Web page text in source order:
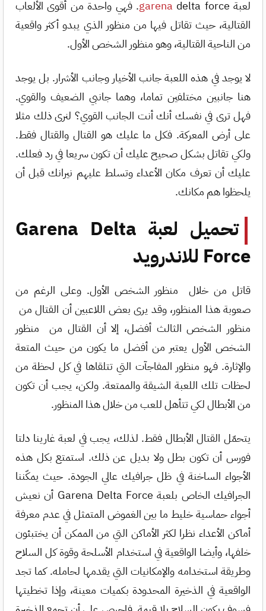
لعبة
garenadelta force. فهي واحدة من أقوى الألعاب
القتالية، حيث تقاتل فيها من منظور الذي يبدو أكثر واقعية
من الناحية القتالية، وهو منظور الشخص الأول.
لا يوجد في هذه اللعبة جانب الأخيار وجانب الأشرار. بل يوجد
هنا جانبين مختلفين تماما، وهما جانبي الضعيف والقوي.
فهل ترى في نفسك أنك أنت الجانب القوي؟ لنرى ذلك مثلا
على أرض المعركة. فكل ما عليك هو القتال والقتال فقط.
ولكي تقاتل بشكل صحيح عليك أن تكون سريعا في رد فعلك.
عليك أن تعرف مكان الأعداء وتسلط عليهم نيرانك قبل أن
يلحظوا هم مكانك.
تحميل لعبة Garena Delta
Force للاندرويد
قاتل من خلال منظور الشخص الأول. وعلى الرغم من
صعوبة هذا المنظور، وقد يرى بعض اللاعبين أن القتال من
منظور الشخص الثالث أفضل، إلا أن القتال من منظور
الشخص الأول يعتبر من أفضل ما يكون من حيث المتعة
والإثارة. فهو منظور المفاجآت التي تتلقاها في كل لحظة من
لحظات تلك اللعبة الشيقة والممتعة. ولكن، يجب أن تكون
من الأبطال لكي تتأهل للعب من خلال هذا المنظور.
يتحمّل القتال الأبطال فقط. لذلك، يجب في لعبة غارينا دلتا
فورس أن تكون بطل ولا بديل عن ذلك. استمتع بكل هذه
الأجواء الساخنة في ظل جرافيك عالي الجودة. حيث يمكّننا
الجرافيك الخاص بلعبة Garena Delta Force أن نعيش
أجواء حماسية خليط ما بين الغموض المتمثل في عدم معرفة
أماكن الأعداء نظرا لكثر الأماكن التي من الممكن أن يختبئون
خلفها، وأيضا الواقعية في استخدام الأسلحة وقوة كل السلاح
وطريقة استخدامه والإمكانيات التي يقدمها لحامله. كما تجد
الواقعية في الذخيرة المحدودة بكميات معينة، وإذا تخطيتها